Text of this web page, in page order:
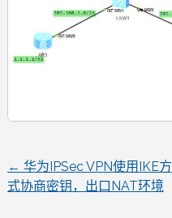
文
← 华为IPSec VPN使用IKE方
式协商密钥，出口NAT环境